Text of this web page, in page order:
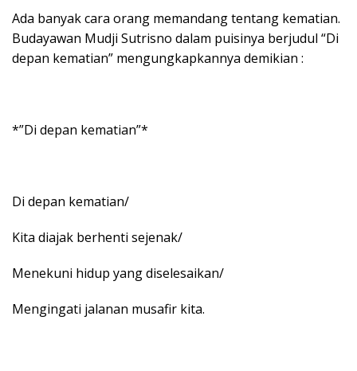
Ada banyak cara orang memandang tentang kematian.
Budayawan Mudji Sutrisno dalam puisinya berjudul “Di
depan kematian” mengungkapkannya demikian :
*”Di depan kematian”*
Di depan kematian/
Kita diajak berhenti sejenak/
Menekuni hidup yang diselesaikan/
Mengingati jalanan musafir kita.